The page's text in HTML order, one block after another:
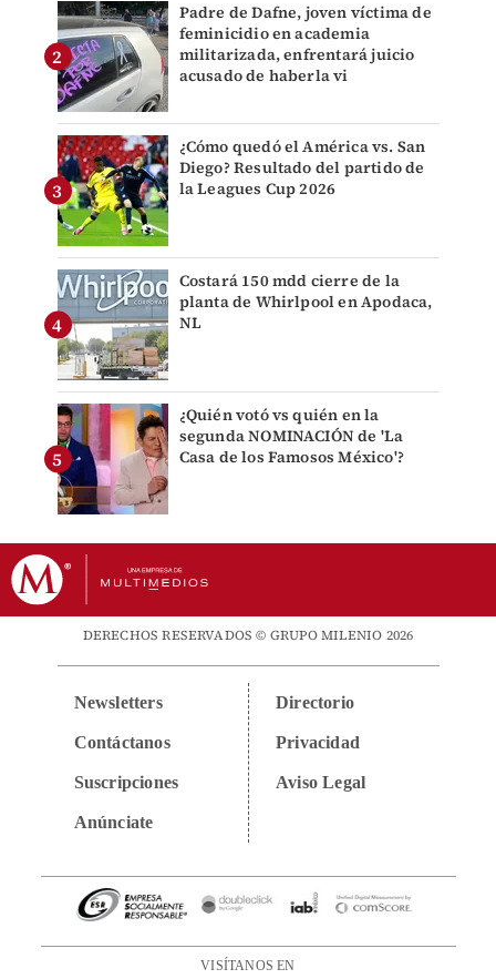
Padre de Dafne, joven víctima de
feminicidio en academia
militarizada, enfrentará juicio
acusado de haberla vi
¿Cómo quedó el América vs. San
Diego? Resultado del partido de
la Leagues Cup 2026
Costará 150 mdd cierre de la
planta de Whirlpool en Apodaca,
NL
¿Quién votó vs quién en la
segunda NOMINACIÓN de 'La
Casa de los Famosos México'?
DERECHOS RESERVADOS © GRUPO MILENIO 2026
Newsletters
Contáctanos
Suscripciones
Anúnciate
Directorio
Privacidad
Aviso Legal
VISÍTANOS EN